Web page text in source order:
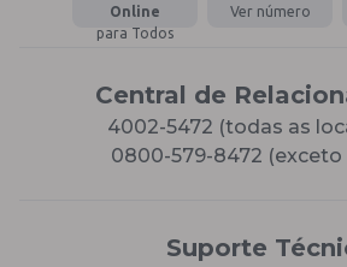
Online
para Todos
Ver número
Central de
4002-5472 (todas as
0800-579-8472 (exceto
Suporte